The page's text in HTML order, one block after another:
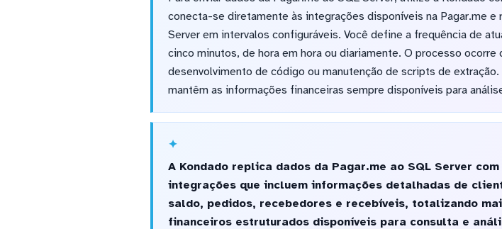
conecta-se diretamente às integrações disponíveis na Pagar.me
Server em intervalos configuráveis. Você define a frequência de
cinco minutos, de hora em hora ou diariamente. O processo
desenvolvimento de código ou manutenção de scripts de
mantêm as informações financeiras sempre disponíveis para
A Kondado replica dados da Pagar.me ao SQL Server
integrações que incluem informações detalhadas de
saldo, pedidos, recebedores e recebíveis, totalizando
financeiros estruturados disponíveis para consulta e